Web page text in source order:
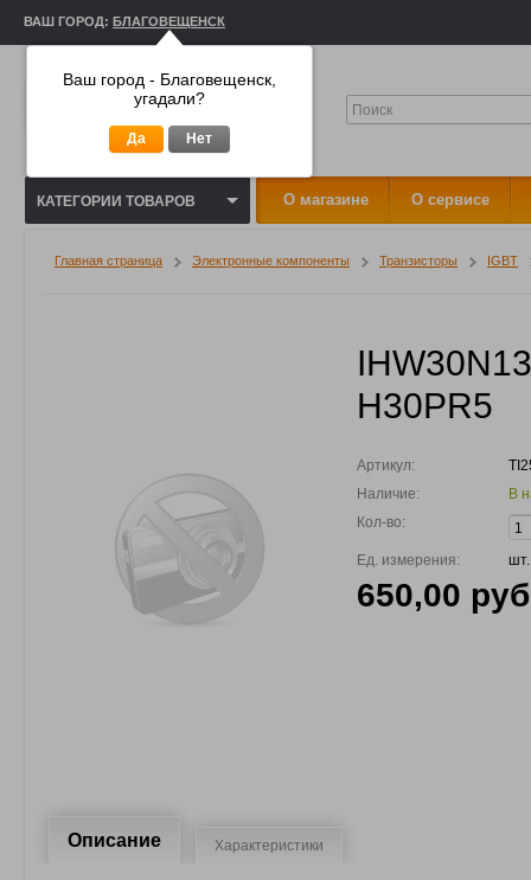
ВАШ ГОРОД: БЛАГОВЕЩЕНСК
КАТЕГОРИИ ТОВАРОВ О магазине О сервисе
Главная страница Электронные компоненты Транзисторы IGBT
H30PR5
Артикул:
Наличие:
В
Кол-во:
Ед. измерения: шт.
650,00
Описание Характеристики
Ваш город - Благовещенск,
угадали?
Да Нет